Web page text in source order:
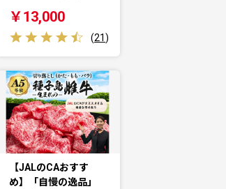
￥13,000
(21)
【JALのCAおすす
め】「自慢の逸品」